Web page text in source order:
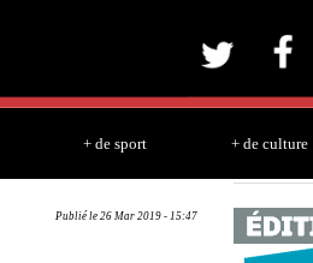
+ de sport + de culture
Publié le 26 Mar 2019 - 15:47